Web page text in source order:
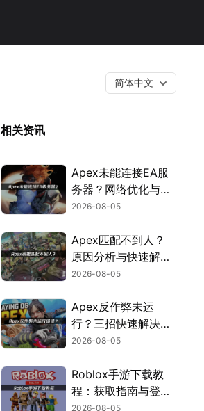
简体中文
相关资讯
Apex未能连接EA服
务器？网络优化与故
障排查指南！
2026-08-05
Apex匹配不到人？
原因分析与快速解决
方案！
2026-08-05
Apex反作弊未运
行？三招快速解决方
案！
2026-08-05
Roblox手游下载教
程：获取指南与登录
解决方案！
2026-08-05